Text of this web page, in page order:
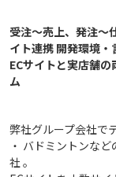
受注～売上、発注～
イト連携 開発環境・
ECサイトと実店舗
弊社グループ会社で
・ バドミントンな
社 。